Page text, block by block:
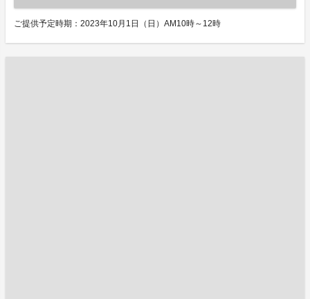
ご提供予定時期：2023年10月1日（日）AM10時～12時